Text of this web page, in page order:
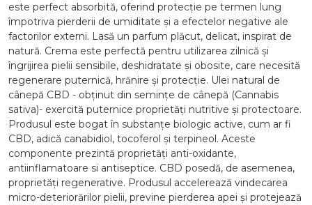
este perfect absorbită, oferind protecție pe termen lung
împotriva pierderii de umiditate și a efectelor negative ale
factorilor externi. Lasă un parfum plăcut, delicat, inspirat de
natură. Crema este perfectă pentru utilizarea zilnică și
îngrijirea pielii sensibile, deshidratate și obosite, care necesită
regenerare puternică, hrănire și protecție. Ulei natural de
cânepă CBD - obținut din semințe de cânepă (Cannabis
sativa)- exercită puternice proprietăți nutritive și protectoare.
Produsul este bogat în substanțe biologic active, cum ar fi
CBD, adică canabidiol, tocoferol și terpineol. Aceste
componente prezintă proprietăți anti-oxidante,
antiinflamatoare si antiseptice. CBD posedă, de asemenea,
proprietăți regenerative. Produsul accelerează vindecarea
micro-deteriorărilor pielii, previne pierderea apei și protejează